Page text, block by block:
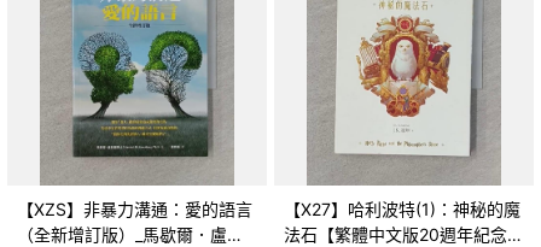
【XZS】非暴力溝通：愛的語言
（全新增訂版）_馬歇爾．盧森
【X27】哈利波特(1)：神秘的魔
法石【繁體中文版20週年紀念】